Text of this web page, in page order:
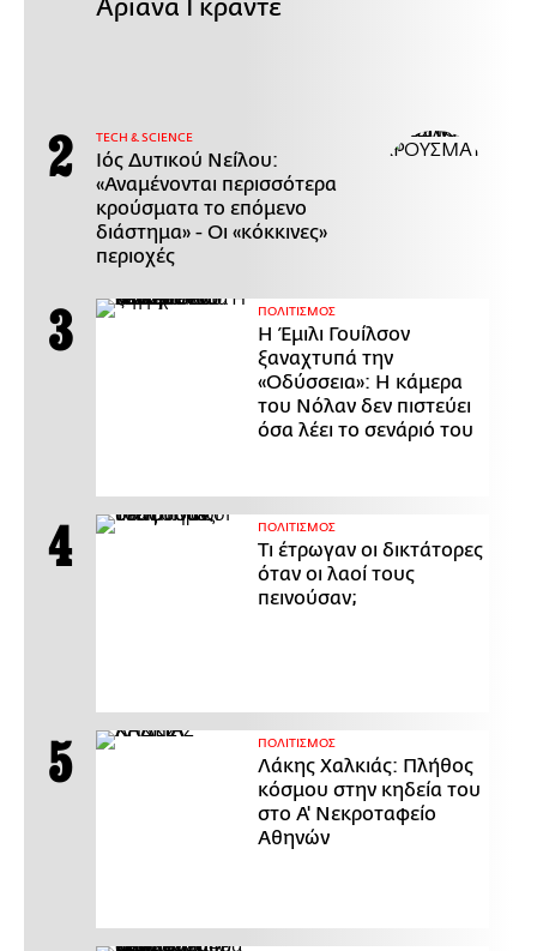
Αριάνα Γκράντε
ΤECH & SCIENCE
Ιός Δυτικού Νείλου:
«Αναμένονται περισσότερα
κρούσματα το επόμενο
διάστημα» - Οι «κόκκινες»
περιοχές
ΠΟΛΙΤΙΣΜΟΣ
Η Έμιλι Γουίλσον
ξαναχτυπά την
«Οδύσσεια»: Η κάμερα
του Νόλαν δεν πιστεύει
όσα λέει το σενάριό του
ΠΟΛΙΤΙΣΜΟΣ
Τι έτρωγαν οι δικτάτορες
όταν οι λαοί τους
πεινούσαν;
ΠΟΛΙΤΙΣΜΟΣ
Λάκης Χαλκιάς: Πλήθος
κόσμου στην κηδεία του
στο Α' Νεκροταφείο
Αθηνών